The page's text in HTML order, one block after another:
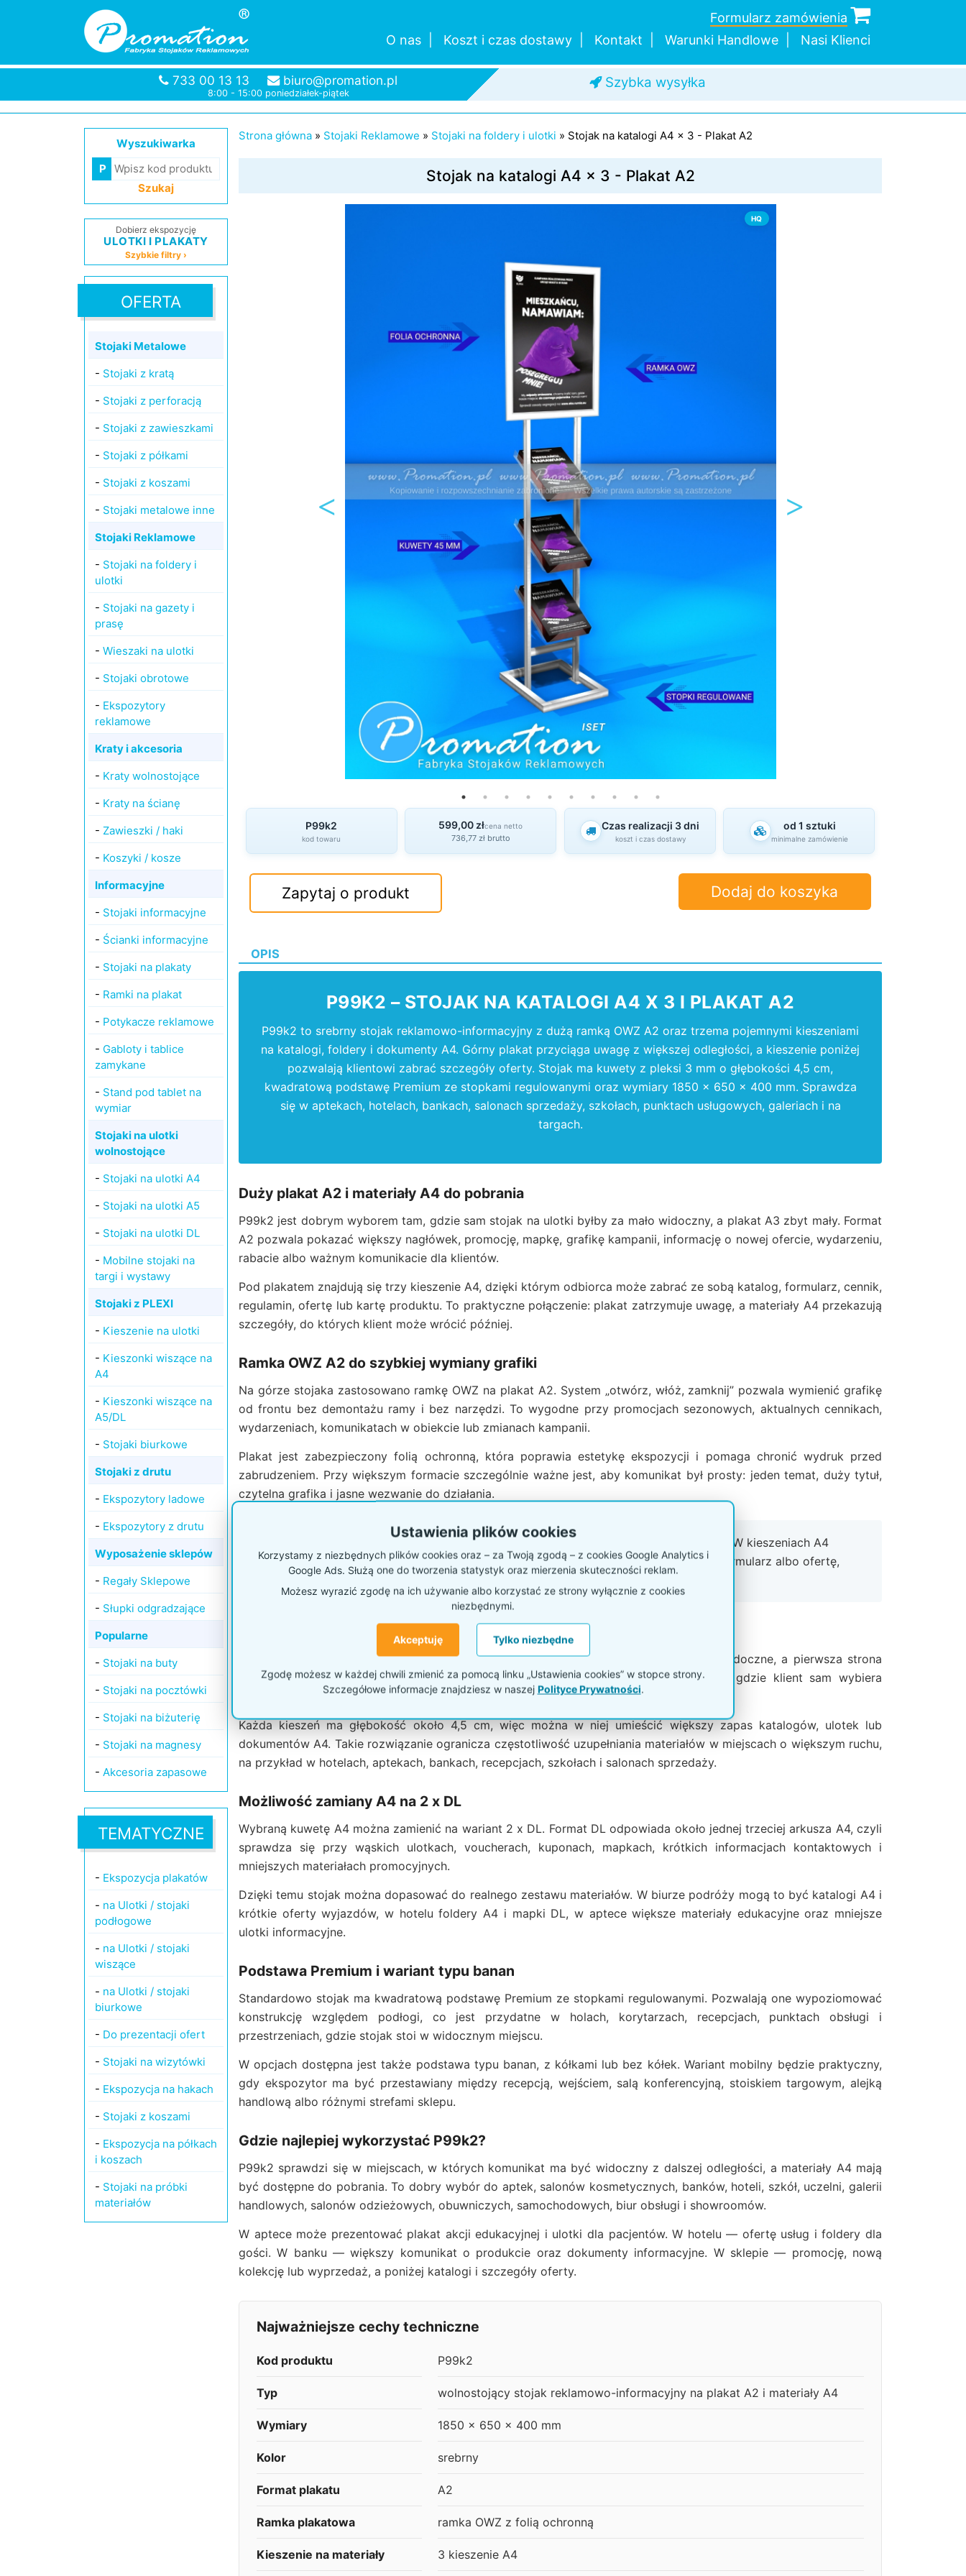
O nas Koszt i czas dostawy Kontakt Warunki Handlowe Nasi Klienci
Formularz zamówienia
733 00 13 13 biuro@promation.pl
8:00 - 15:00 poniedziałek-piątek
Szybka wysyłka
Od jednej sztuki
Wyszukiwarka
Szukaj
Dobierz ekspozycję
ULOTKI I PLAKATY
Szybkie filtry ›
OFERTA
Stojaki Metalowe
- Stojaki z kratą
- Stojaki z perforacją
- Stojaki z zawieszkami
- Stojaki z półkami
- Stojaki z koszami
- Stojaki metalowe inne
Stojaki Reklamowe
- Stojaki na foldery i
ulotki
- Stojaki na gazety i
prasę
- Wieszaki na ulotki
- Stojaki obrotowe
- Ekspozytory
reklamowe
Kraty i akcesoria
- Kraty wolnostojące
- Kraty na ścianę
- Zawieszki / haki
- Koszyki / kosze
Informacyjne
- Stojaki informacyjne
- Ścianki informacyjne
- Stojaki na plakaty
- Ramki na plakat
- Potykacze reklamowe
- Gabloty i tablice
zamykane
- Stand pod tablet na
wymiar
Stojaki na ulotki
wolnostojące
- Stojaki na ulotki A4
- Stojaki na ulotki A5
- Stojaki na ulotki DL
- Mobilne stojaki na
targi i wystawy
Stojaki z PLEXI
- Kieszenie na ulotki
- Kieszonki wiszące na
A4
- Kieszonki wiszące na
A5/DL
- Stojaki biurkowe
Stojaki z drutu
- Ekspozytory ladowe
- Ekspozytory z drutu
Wyposażenie sklepów
- Regały Sklepowe
- Słupki odgradzające
Popularne
- Stojaki na buty
- Stojaki na pocztówki
- Stojaki na biżuterię
- Stojaki na magnesy
- Akcesoria zapasowe
TEMATYCZNE
- Ekspozycja plakatów
- na Ulotki / stojaki
podłogowe
- na Ulotki / stojaki
wiszące
- na Ulotki / stojaki
biurkowe
- Do prezentacji ofert
- Stojaki na wizytówki
- Ekspozycja na hakach
- Stojaki z koszami
- Ekspozycja na półkach
i koszach
- Stojaki na próbki
materiałów
Strona główna » Stojaki Reklamowe » Stojaki na foldery i ulotki » Stojak na katalogi A4 x 3 - Plakat A2
Stojak na katalogi A4 x 3 - Plakat A2
HQ
P99k2
kod towaru
599,00 złcena netto
736,77 zł brutto
Czas realizacji 3 dni
koszt i czas dostawy
od 1 sztuki
minimalne zamówienie
Zapytaj o produkt Dodaj do koszyka
OPIS
P99K2 – STOJAK NA KATALOGI A4 X 3 I PLAKAT A2
P99k2 to srebrny stojak reklamowo-informacyjny z dużą ramką OWZ A2 oraz trzema pojemnymi kieszeniami
na katalogi, foldery i dokumenty A4. Górny plakat przyciąga uwagę z większej odległości, a kieszenie poniżej
pozwalają klientowi zabrać szczegóły oferty. Stojak ma kuwety z pleksi 3 mm o głębokości 4,5 cm,
kwadratową podstawę Premium ze stopkami regulowanymi oraz wymiary 1850 x 650 x 400 mm. Sprawdza
się w aptekach, hotelach, bankach, salonach sprzedaży, szkołach, punktach usługowych, galeriach i na
targach.
Duży plakat A2 i materiały A4 do pobrania
P99k2 jest dobrym wyborem tam, gdzie sam stojak na ulotki byłby za mało widoczny, a plakat A3 zbyt mały. Format
A2 pozwala pokazać większy nagłówek, promocję, mapkę, grafikę kampanii, informację o nowej ofercie, wydarzeniu,
rabacie albo ważnym komunikacie dla klientów.
Pod plakatem znajdują się trzy kieszenie A4, dzięki którym odbiorca może zabrać ze sobą katalog, formularz, cennik,
regulamin, ofertę lub kartę produktu. To praktyczne połączenie: plakat zatrzymuje uwagę, a materiały A4 przekazują
szczegóły, do których klient może wrócić później.
Ramka OWZ A2 do szybkiej wymiany grafiki
Na górze stojaka zastosowano ramkę OWZ na plakat A2. System „otwórz, włóż, zamknij” pozwala wymienić grafikę
od frontu bez demontażu ramy i bez narzędzi. To wygodne przy promocjach sezonowych, aktualnych cennikach,
wydarzeniach, komunikatach w obiekcie lub zmianach kampanii.
Plakat jest zabezpieczony folią ochronną, która poprawia estetykę ekspozycji i pomaga chronić wydruk przed
zabrudzeniem. Przy większym formacie szczególnie ważne jest, aby komunikat był prosty: jeden temat, duży tytuł,
czytelna grafika i jasne wezwanie do działania.
w P99k2 plakat A2 warto potraktować jako „nagłówek” całej ekspozycji. W kieszeniach A4
najlepiej umieścić materiały rozwijające ten sam temat, na przykład katalog, cennik i formularz albo ofertę,
warunki promocji i dane kontaktowe.
Trzy kieszenie A4 z pleksi 3 mm
Kuwety wykonane są z przezroczystej pleksi o grubości 3 mm. Materiały są dobrze widoczne, a pierwsza strona
katalogu lub folderu działa jak dodatkowa miniatura oferty. To ważne w miejscach, gdzie klient sam wybiera
dokument, po który chce sięgnąć.
Każda kieszeń ma głębokość około 4,5 cm, więc można w niej umieścić większy zapas katalogów, ulotek lub
dokumentów A4. Takie rozwiązanie ogranicza częstotliwość uzupełniania materiałów w miejscach o większym ruchu,
na przykład w hotelach, aptekach, bankach, recepcjach, szkołach i salonach sprzedaży.
Możliwość zamiany A4 na 2 x DL
Wybraną kuwetę A4 można zamienić na wariant 2 x DL. Format DL odpowiada około jednej trzeciej arkusza A4, czyli
sprawdza się przy wąskich ulotkach, voucherach, kuponach, mapkach, krótkich informacjach kontaktowych i
mniejszych materiałach promocyjnych.
Dzięki temu stojak można dopasować do realnego zestawu materiałów. W biurze podróży mogą to być katalogi A4 i
krótkie oferty wyjazdów, w hotelu foldery A4 i mapki DL, w aptece większe materiały edukacyjne oraz mniejsze
ulotki informacyjne.
Podstawa Premium i wariant typu banan
Standardowo stojak ma kwadratową podstawę Premium ze stopkami regulowanymi. Pozwalają one wypoziomować
konstrukcję względem podłogi, co jest przydatne w holach, korytarzach, recepcjach, punktach obsługi i
przestrzeniach, gdzie stojak stoi w widocznym miejscu.
W opcjach dostępna jest także podstawa typu banan, z kółkami lub bez kółek. Wariant mobilny będzie praktyczny,
gdy ekspozytor ma być przestawiany między recepcją, wejściem, salą konferencyjną, stoiskiem targowym, alejką
handlową albo różnymi strefami sklepu.
Gdzie najlepiej wykorzystać P99k2?
P99k2 sprawdzi się w miejscach, w których komunikat ma być widoczny z dalszej odległości, a materiały A4 mają
być dostępne do pobrania. To dobry wybór do aptek, salonów kosmetycznych, banków, hoteli, szkół, uczelni, galerii
handlowych, salonów odzieżowych, obuwniczych, samochodowych, biur obsługi i showroomów.
W aptece może prezentować plakat akcji edukacyjnej i ulotki dla pacjentów. W hotelu — ofertę usług i foldery dla
gości. W banku — większy komunikat o produkcie oraz dokumenty informacyjne. W sklepie — promocję, nową
kolekcję lub wyprzedaż, a poniżej katalogi i szczegóły oferty.
Najważniejsze cechy techniczne
Kod produktu P99k2
Typ wolnostojący stojak reklamowo-informacyjny na plakat A2 i materiały A4
Wymiary 1850 x 650 x 400 mm
Kolor srebrny
Format plakatu A2
Ramka plakatowa ramka OWZ z folią ochronną
Kieszenie na materiały 3 kieszenie A4
Ustawienia plików cookies
Korzystamy z niezbędnych plików cookies oraz – za Twoją zgodą – z cookies Google Analytics i
Google Ads. Służą one do tworzenia statystyk oraz mierzenia skuteczności reklam.
Możesz wyrazić zgodę na ich używanie albo korzystać ze strony wyłącznie z cookies
niezbędnymi.
Akceptuję Tylko niezbędne
Zgodę możesz w każdej chwili zmienić za pomocą linku „Ustawienia cookies” w stopce strony.
Szczegółowe informacje znajdziesz w naszej Polityce Prywatności.